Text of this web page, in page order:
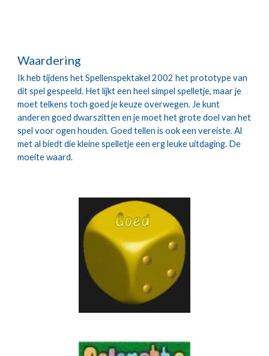
Waardering
Ik heb tijdens het Spellenspektakel 2002 het prototype van
dit spel gespeeld. Het lijkt een heel simpel spelletje, maar je
moet telkens toch goed je keuze overwegen. Je kunt
anderen goed dwarszitten en je moet het grote doel van het
spel voor ogen houden. Goed tellen is ook een vereiste. Al
met al biedt die kleine spelletje een erg leuke uitdaging. De
moeite waard.